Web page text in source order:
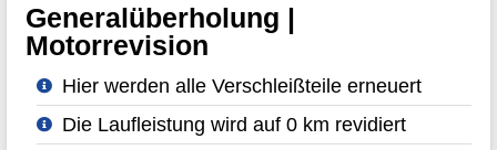
Generalüberholung |
Motorrevision
Hier werden alle Verschleißteile erneuert
Die Laufleistung wird auf 0 km revidiert